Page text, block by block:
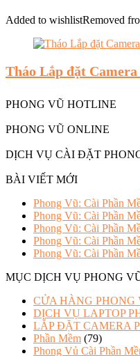
Added to wishlistRemoved
Tháo Lắp đặt
PHONG VŨ HOTLINE
PHONG VŨ ONLINE
DỊCH VỤ CÀI ĐẶT
BÀI VIẾT MỚI
Phong Vũ: Cài Phần
Phong Vũ: Cài Phần
Phong Vũ: Cài Phần
Phong Vũ: Cài Phần
Phong Vũ: Cài Phần
MỤC DỊCH VỤ PHONG
CỬA HÀNG PHONG
DỊCH VỤ LAPTOP
LẮP ĐẶT CAMERA
Phần Mềm (79)
Phong Vủ Cài Phần